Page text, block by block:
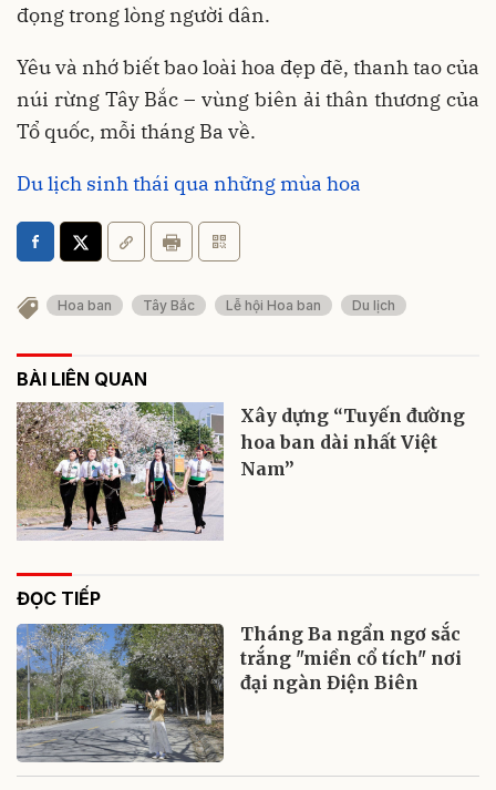
đọng trong lòng người dân.
Yêu và nhớ biết bao loài hoa đẹp đẽ, thanh tao của
núi rừng Tây Bắc – vùng biên ải thân thương của
Tổ quốc, mỗi tháng Ba về.
Du lịch sinh thái qua những mùa hoa
Hoa ban Tây Bắc Lễ hội Hoa ban Du lịch
BÀI LIÊN QUAN
Xây dựng “Tuyến đường
hoa ban dài nhất Việt
Nam”
ĐỌC TIẾP
Tháng Ba ngẩn ngơ sắc
trắng "miền cổ tích" nơi
đại ngàn Điện Biên